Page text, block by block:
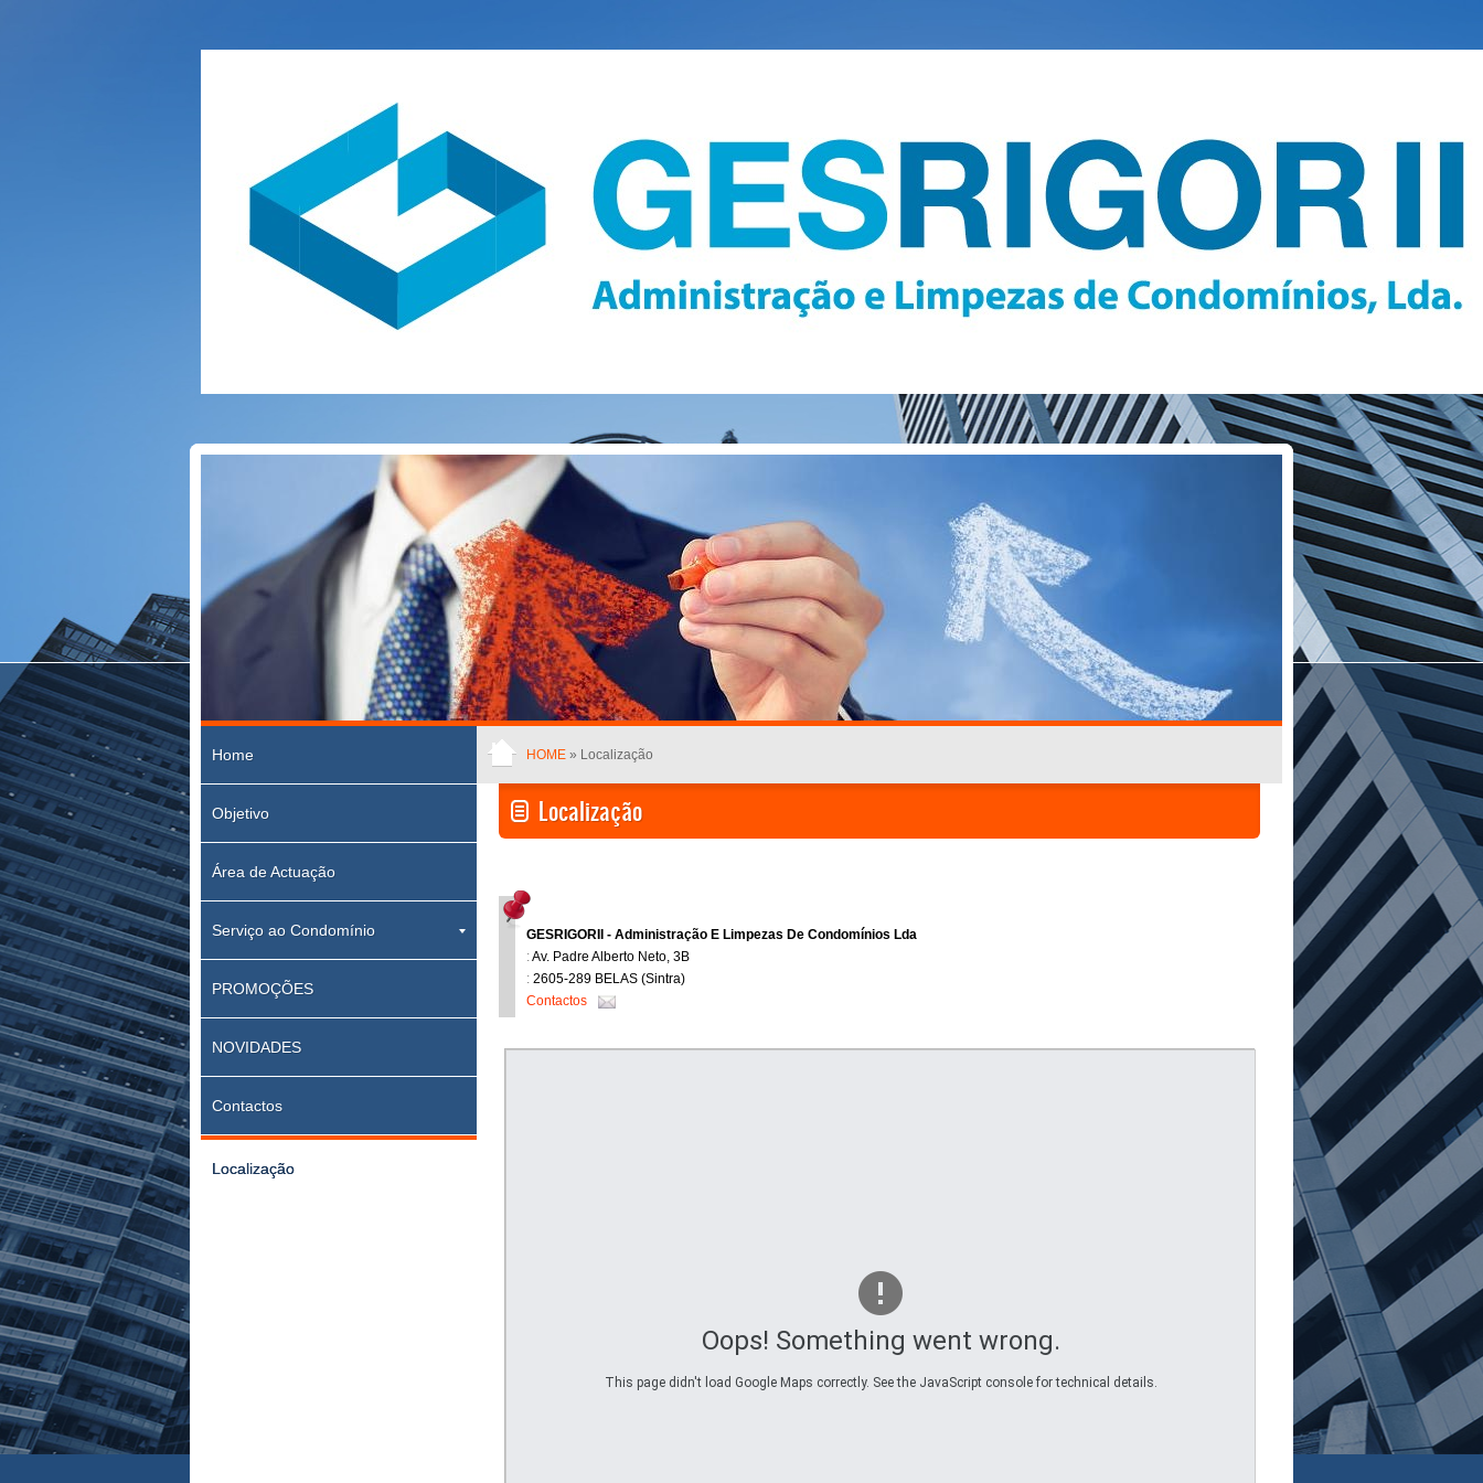
HOME » Localização
Localização
GESRIGORII - Administração E Limpezas De Condomínios Lda
:Av. Padre Alberto Neto, 3B
: 2605-289 BELAS (Sintra)
Contactos
Oops! Something went wrong.
This page didn't load Google Maps correctly. See the JavaScript console for technical details.
Home
Objetivo
Área de Actuação
Serviço ao Condomínio
PROMOÇÕES
NOVIDADES
Contactos
Localização